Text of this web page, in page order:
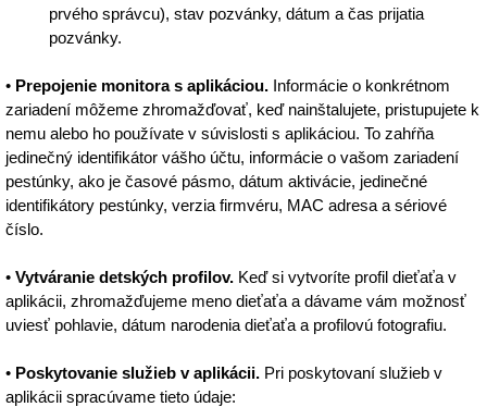
prvého správcu), stav pozvánky, dátum a čas prijatia
pozvánky.
• Prepojenie monitora s aplikáciou. Informácie o konkrétnom
zariadení môžeme zhromažďovať, keď nainštalujete, pristupujete k
nemu alebo ho používate v súvislosti s aplikáciou. To zahŕňa
jedinečný identifikátor vášho účtu, informácie o vašom zariadení
pestúnky, ako je časové pásmo, dátum aktivácie, jedinečné
identifikátory pestúnky, verzia firmvéru, MAC adresa a sériové
číslo.
•Vytváranie detských profilov. Keď si vytvoríte profil dieťaťa v
aplikácii, zhromažďujeme meno dieťaťa a dávame vám možnosť
uviesť pohlavie, dátum narodenia dieťaťa a profilovú fotografiu.
• Poskytovanie služieb v aplikácii. Pri poskytovaní služieb v
aplikácii spracúvame tieto údaje: